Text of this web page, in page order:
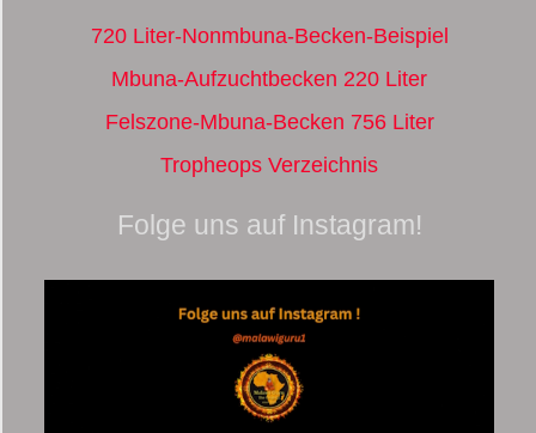
720 Liter-Nonmbuna-Becken-Beispiel
Mbuna-Aufzuchtbecken 220 Liter
Felszone-Mbuna-Becken 756 Liter
Tropheops Verzeichnis
Folge uns auf Instagram!